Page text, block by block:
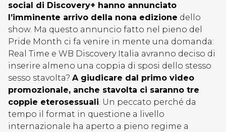
social di Discovery+ hanno annunciato
l’imminente arrivo della nona edizione dello
show. Ma questo annuncio fatto nel pieno del
Pride Month ci fa venire in mente una domanda:
Real Time e WB Discovery Italia avranno deciso di
inserire almeno una coppia di sposi dello stesso
sesso stavolta? A giudicare dal primo video
promozionale, anche stavolta ci saranno tre
coppie eterosessuali. Un peccato perché da
tempo il format in questione a livello
internazionale ha aperto a pieno regime a